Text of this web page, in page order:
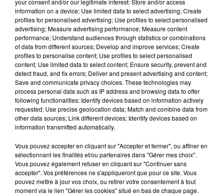
l’origine de ce sinistre.
FIL ACTUS
9h19
Lorraine : une journée pas comme les autres au Parc animalier de...
6 août 2026
Metz : une distribution de lunette gratuite pour voir l’éclipse
5 août 2026
Casting de Woof : l'Euro-Métropole de Metz part à la recherche de...
4 août 2026
Officiel : Gauthier Hein quitte le FC Metz pour l'OGC Nice
your consent and/or our legitimate interest: Store and/or access
information on a device; Use limited data to select advertising; Create
profiles for personalised advertising; Use profiles to select personalised
advertising; Measure advertising performance; Measure content
performance; Understand audiences through statistics or combinations
of data from different sources; Develop and improve services; Create
profiles to personalise content; Use profiles to select personalised
content; Use limited data to select content; Ensure security, prevent and
detect fraud, and fix errors; Deliver and present advertising and content;
Save and communicate privacy choices. These technologies may
process personal data such as IP address and browsing data to offer
following functionalities: Identify devices based on information actively
requested; Use precise geolocation data; Match and combine data from
other data sources; Link different devices; Identify devices based on
information transmitted automatically.
Vous pouvez accepter en cliquant sur "Accepter et fermer", ou affiner en
sélectionnant les finalités et/ou partenaires dans "Gérer mes choix".
Vous pouvez également refuser en cliquant sur "Continuer sans
accepter". Vos préférences ne s'appliqueront que pour ce site. Vous
pouvez mettre à jour vos choix, ou retirer votre consentement à tout
moment via le lien "Gérer les cookies" situé en bas de chaque page.